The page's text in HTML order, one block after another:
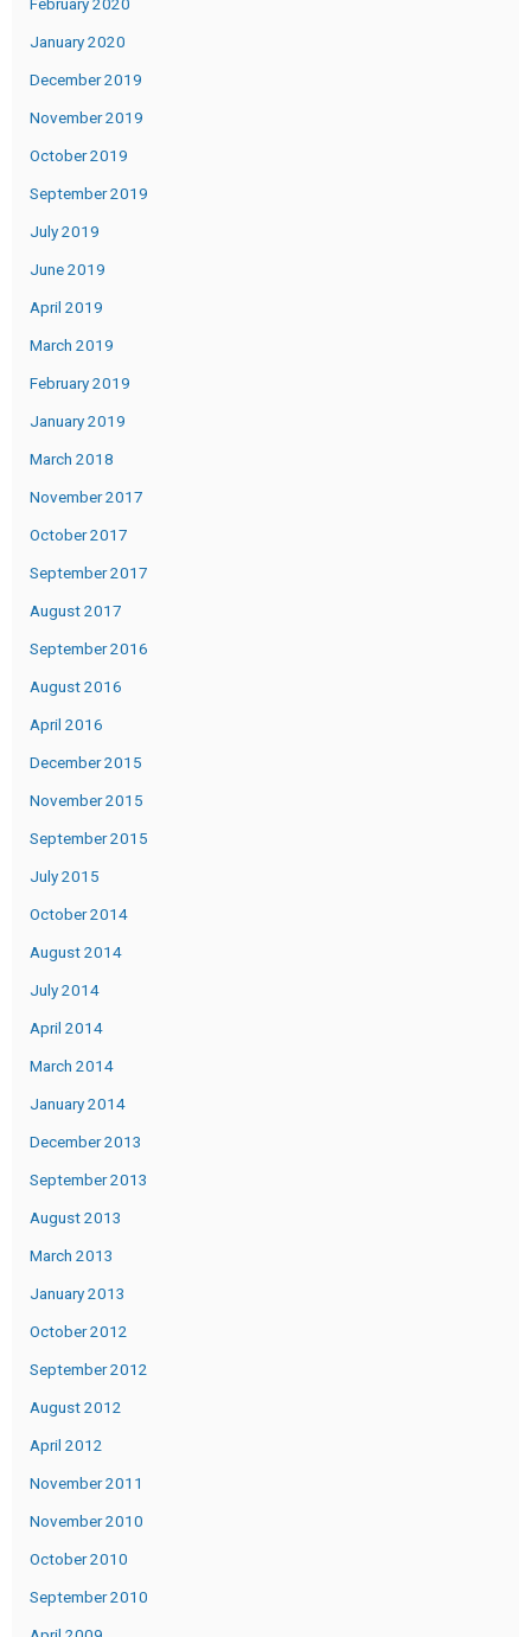
January 2020
December 2019
November 2019
October 2019
September 2019
July 2019
June 2019
April 2019
March 2019
February 2019
January 2019
March 2018
November 2017
October 2017
September 2017
August 2017
September 2016
August 2016
April 2016
December 2015
November 2015
September 2015
July 2015
October 2014
August 2014
July 2014
April 2014
March 2014
January 2014
December 2013
September 2013
August 2013
March 2013
January 2013
October 2012
September 2012
August 2012
April 2012
November 2011
November 2010
October 2010
September 2010